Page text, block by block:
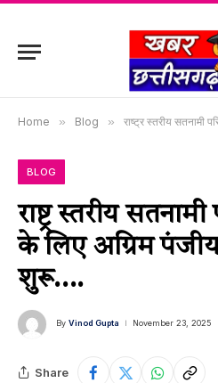
Home » Blog » राष्ट्र स्तरीय सतनामी
BLOG
राष्ट्र स्तरीय
के लिए अग्रिम
शुरू….
By Vinod Gupta November 23, 2025
Share